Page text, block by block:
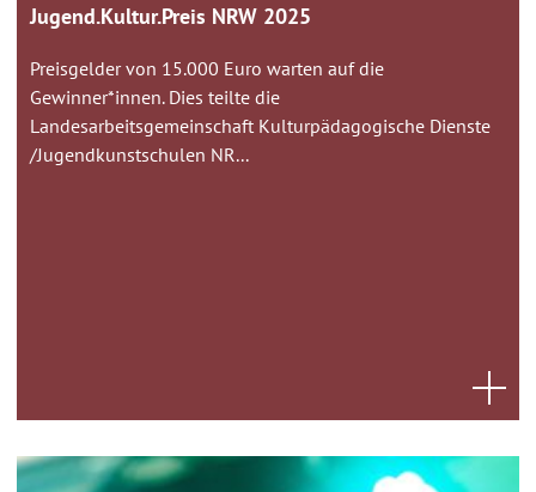
Jugend.Kultur.Preis NRW 2025
Preisgelder von 15.000 Euro warten auf die
Gewinner*innen. Dies teilte die
Landesarbeitsgemeinschaft Kulturpädagogische Dienste
/Jugendkunstschulen NR...